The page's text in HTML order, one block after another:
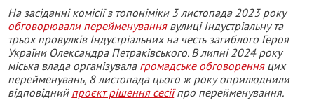
На засіданні комісії з топоніміки 3 листопада 2023 року
обговорювали перейменуваннявулиці Індустріальну та
трьох провулків Індустріальних на честь загиблого Героя
України Олександра Петраківського. В липні 2024 року
міська влада організувала громадське обговоренняцих
перейменувань, 8 листопада цього ж року оприлюднили
відповідний проєкт рішення сесіїпро перейменування.